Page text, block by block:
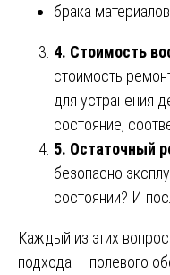
брака
4. Стоимость
стоимость
для устранения
состояние,
5. Остаточный
безопасно
состоянии? И
Каждый из этих
подхода — полевого